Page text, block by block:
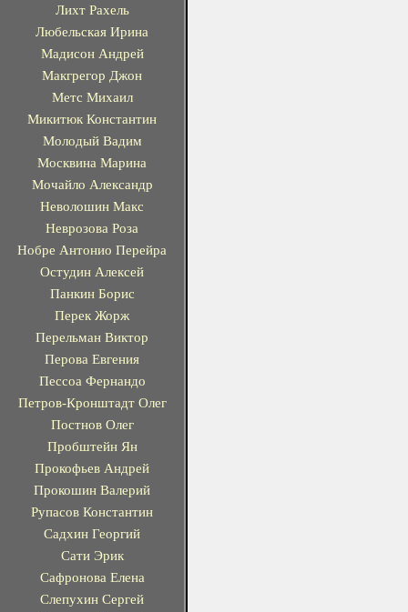
Лихт Рахель
Любельская Ирина
Мадисон Андрей
Макгрегор Джон
Метс Михаил
Микитюк Константин
Молодый Вадим
Москвина Марина
Мочайло Александр
Неволошин Макс
Неврозова Роза
Нобре Антонио Перейра
Остудин Алексей
Панкин Борис
Перек Жорж
Перельман Виктор
Перова Евгения
Пессоа Фернандо
Петров-Кронштадт Олег
Постнов Олег
Пробштейн Ян
Прокофьев Андрей
Прокошин Валерий
Рупасов Константин
Садхин Георгий
Сати Эрик
Сафронова Елена
Слепухин Сергей